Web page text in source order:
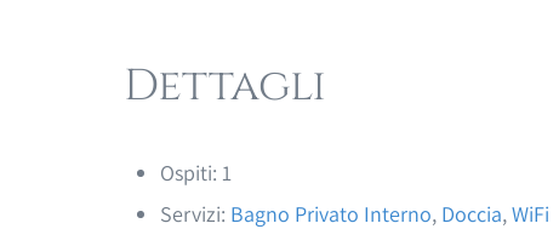
Dettagli
Ospiti: 1
Servizi: Bagno Privato Interno, Doccia,WiFi